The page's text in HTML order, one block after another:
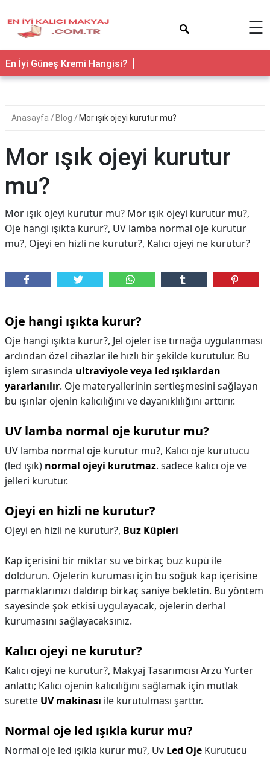
☰
En İyi Güneş Kremi Hangisi?
Anasayfa Blog Mor ışık ojeyi kurutur mu?
Mor ışık ojeyi kurutur
mu?
Mor ışık ojeyi kurutur mu? Mor ışık ojeyi kurutur mu?,
Oje hangi ışıkta kurur?, UV lamba normal oje kurutur
mu?, Ojeyi en hizli ne kurutur?, Kalıcı ojeyi ne kurutur?
Oje hangi ışıkta kurur?
Oje hangi ışıkta kurur?, Jel ojeler ise tırnağa uygulanması
ardından özel cihazlar ile hızlı bir şekilde kurutulur. Bu
işlem sırasında ultraviyole veya led ışıklardan
yararlanılır. Oje materyallerinin sertleşmesini sağlayan
bu ışınlar ojenin kalıcılığını ve dayanıklılığını arttırır.
UV lamba normal oje kurutur mu?
UV lamba normal oje kurutur mu?, Kalıcı oje kurutucu
(led ışık) normal ojeyi kurutmaz. sadece kalıcı oje ve
jelleri kurutur.
Ojeyi en hizli ne kurutur?
Ojeyi en hizli ne kurutur?, Buz Küpleri
Kap içerisini bir miktar su ve birkaç buz küpü ile
doldurun. Ojelerin kuruması için bu soğuk kap içerisine
parmaklarınızı daldırıp birkaç saniye bekletin. Bu yöntem
sayesinde şok etkisi uygulayacak, ojelerin derhal
kurumasını sağlayacaksınız.
Kalıcı ojeyi ne kurutur?
Kalıcı ojeyi ne kurutur?, Makyaj Tasarımcısı Arzu Yurter
anlattı; Kalıcı ojenin kalıcılığını sağlamak için mutlak
surette UV makinası ile kurutulması şarttır.
Normal oje led ışıkla kurur mu?
Normal oje led ışıkla kurur mu?, Uv Led Oje Kurutucu